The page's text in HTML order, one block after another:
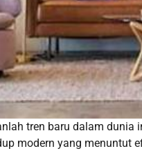
tren baru dalam
modern yang menuntut